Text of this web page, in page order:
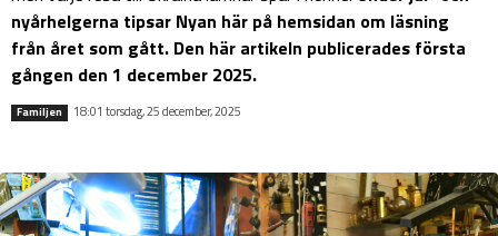
nyårhelgerna tipsar Nyan här på hemsidan om läsning
från året som gått. Den här artikeln publicerades första
gången den 1 december 2025.
Familjen 18:01 torsdag, 25 december, 2025